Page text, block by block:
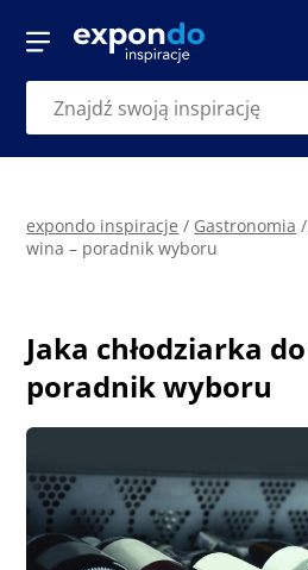
expondo inspiracje / Gastronomia /
wina – poradnik wyboru
Jaka chłodziarka
poradnik wyboru